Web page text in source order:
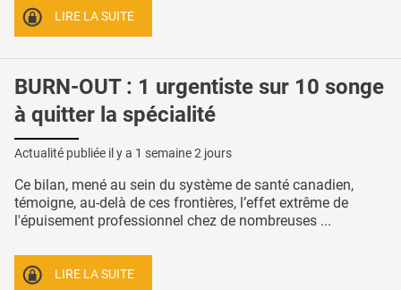
LIRE LA SUITE
BURN-OUT : 1 urgentiste sur 10 songe
à quitter la spécialité
Actualité publiée il y a 1 semaine 2 jours
Ce bilan, mené au sein du système de santé canadien,
témoigne, au-delà de ces frontières, l’effet extrême de
l'épuisement professionnel chez de nombreuses ...
LIRE LA SUITE